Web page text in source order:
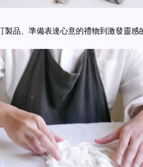
製品、準備表達心意的禮物到激發靈